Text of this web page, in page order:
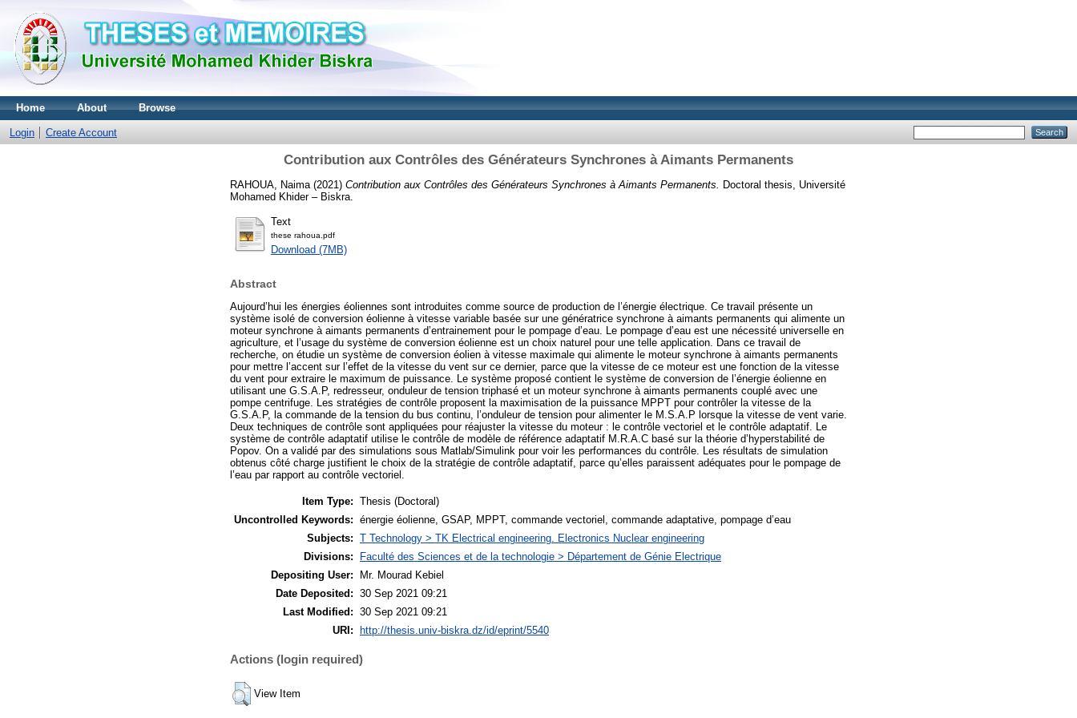
Home About Browse
Login Create Account
Contribution aux Contrôles des Générateurs Synchrones à Aimants Permanents
RAHOUA, Naima (2021) Contribution aux Contrôles des Générateurs Synchrones à Aimants Permanents.
Doctoral thesis, Université
Mohamed Khider – Biskra.
Text
these rahoua.pdf
Download (7MB)
Abstract
Aujourd’hui les énergies éoliennes sont introduites comme source de production de l’énergie électrique. Ce travail présente un
système isolé de conversion éolienne à vitesse variable basée sur une génératrice synchrone à aimants permanents qui alimente un
moteur synchrone à aimants permanents d’entrainement pour le pompage d’eau. Le pompage d’eau est une nécessité universelle en
agriculture, et l’usage du système de conversion éolienne est un choix naturel pour une telle application. Dans ce travail de
recherche, on étudie un système de conversion éolien à vitesse maximale qui alimente le moteur synchrone à aimants permanents
pour mettre l’accent sur l’effet de la vitesse du vent sur ce dernier, parce que la vitesse de ce moteur est une fonction de la vitesse
du vent pour extraire le maximum de puissance. Le système proposé contient le système de conversion de l’énergie éolienne en
utilisant une G.S.A.P, redresseur, onduleur de tension triphasé et un moteur synchrone à aimants permanents couplé avec une
pompe centrifuge. Les stratégies de contrôle proposent la maximisation de la puissance MPPT pour contrôler la vitesse de la
G.S.A.P, la commande de la tension du bus continu, l’onduleur de tension pour alimenter le M.S.A.P lorsque la vitesse de vent varie.
Deux techniques de contrôle sont appliquées pour réajuster la vitesse du moteur : le contrôle vectoriel et le contrôle adaptatif. Le
système de contrôle adaptatif utilise le contrôle de modèle de référence adaptatif M.R.A.C basé sur la théorie d’hyperstabilité de
Popov. On a validé par des simulations sous Matlab/Simulink pour voir les performances du contrôle. Les résultats de simulation
obtenus côté charge justifient le choix de la stratégie de contrôle adaptatif, parce qu’elles paraissent adéquates pour le pompage de
l’eau par rapport au contrôle vectoriel.
Item Type: Thesis (Doctoral)
Uncontrolled Keywords: énergie éolienne, GSAP, MPPT, commande vectoriel, commande adaptative, pompage d’eau
Subjects: T Technology > TK Electrical engineering. Electronics Nuclear engineering
Divisions:
Faculté des Sciences et de la technologie > Département de Génie Electrique
Depositing User:
Mr. Mourad Kebiel
Date Deposited: 30 Sep 2021 09:21
Last Modified: 30 Sep 2021 09:21
URI:
http://thesis.univ-biskra.dz/id/eprint/5540
Actions (login required)
View Item